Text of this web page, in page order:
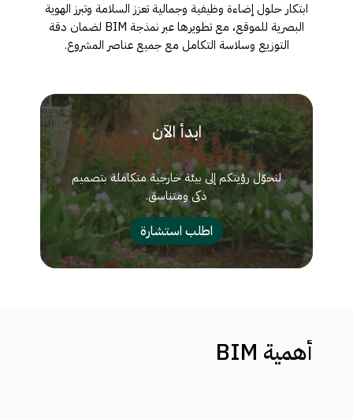
ابتكار حلول إضاءة وظیفیة وجمالیة تعزز السلامة وتبرز الھویة
البصریة للموقع، مع تطویرھا عبر نمذجة BIM لضمان دقة
التوزیع وسلاسة التكامل مع جمیع عناصر المشروع.
ابدأالآن
لنحوّلرؤيتكم إلىبيئةخارجية متكاملة بتصميم
ذكي ومتناسق.
اطلب استشارة
أهمية BIM